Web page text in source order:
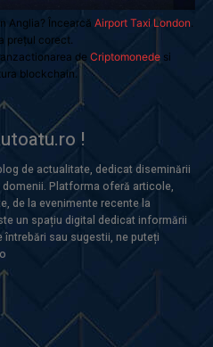
Anglia? Încearcă Airport Taxi London
prețul corect.
de Criptomonedesi
blockchain.
!
de actualitate, dedicat diseminării
Platforma oferă articole,
de la evenimente recente la
un spațiu digital dedicat informării
sau sugestii, ne puteți